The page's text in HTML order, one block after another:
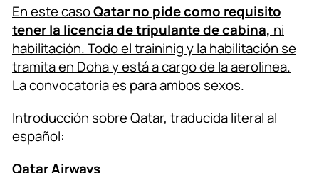
En este casoQatar no pide como requisito
tener la licencia de tripulante de cabina, ni
habilitación. Todo el traininig y la habilitación se
tramita en Doha y está a cargo de la aerolinea.
La convocatoria es para ambos sexos.
Introducción sobre Qatar, traducida literal al
español:
Qatar Airways